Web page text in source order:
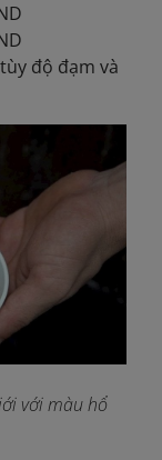
độ đạm và
với màu hổ